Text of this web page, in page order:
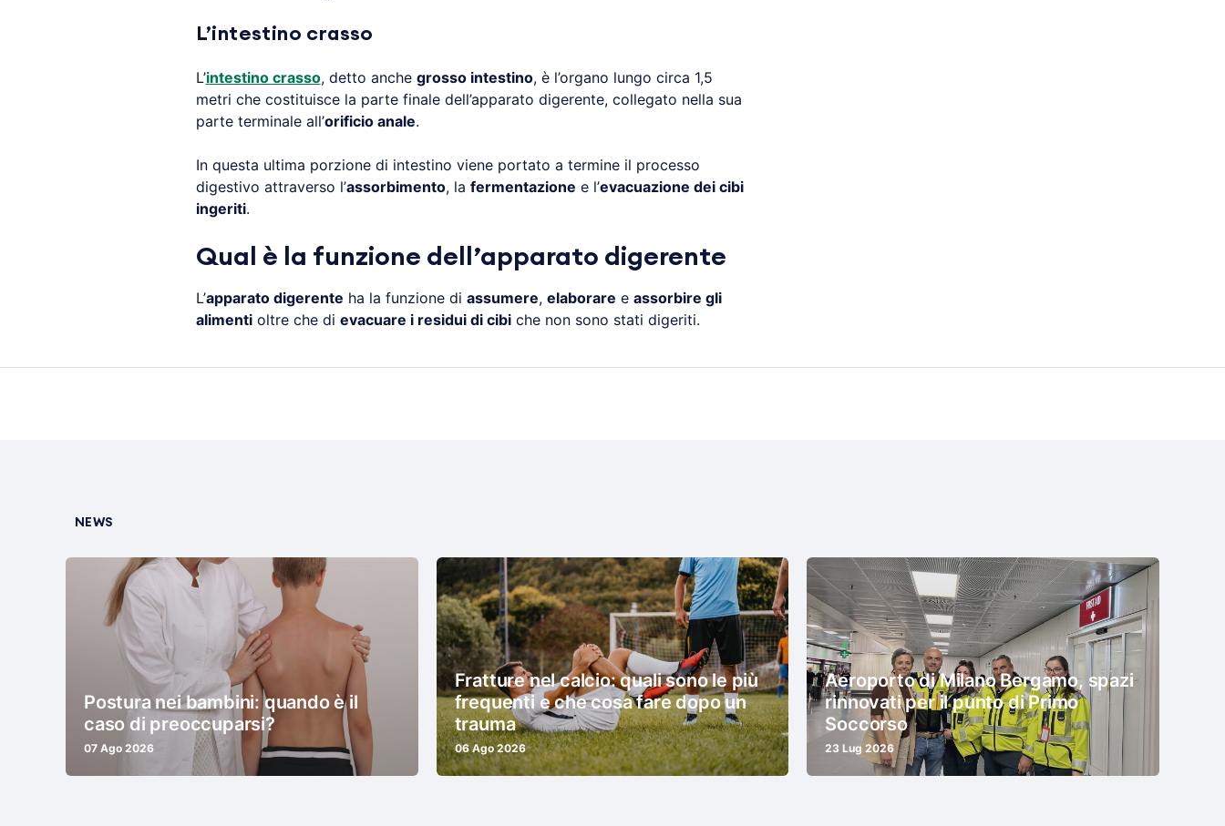
L’intestino crasso
L’intestino crasso, detto anche grosso intestino, è l’organo lungo circa 1,5
metri che costituisce la parte finale dell’apparato digerente, collegato nella sua
parte terminale all’orificio anale.
In questa ultima porzione di intestino viene portato a termine il processo
digestivo attraverso l’assorbimento, la fermentazione e l’evacuazione dei cibi
ingeriti.
Qual è la funzione dell’apparato digerente
L’apparato digerente ha la funzione di assumere, elaborare e assorbire gli
alimentioltre che di evacuare i residui di cibiche non sono stati digeriti.
NEWS
Postura nei bambini: quando è il
caso di preoccuparsi?
07 Ago 2026
Fratture nel calcio: quali sono le più
frequenti e che cosa fare dopo un
trauma
06 Ago 2026
Aeroporto di Milano Bergamo, spazi
rinnovati per il punto di Primo
Soccorso
23 Lug 2026